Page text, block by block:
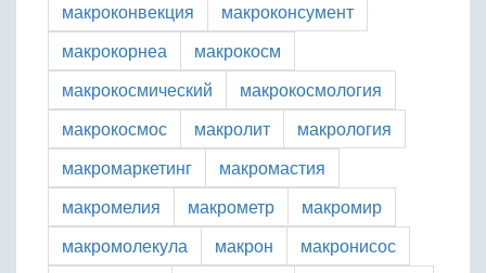
макроконвекция
макроконсумент
макрокорнеа
макрокосм
макрокосмический
макрокосмология
макрокосмос
макролит
макрология
макромаркетинг
макромастия
макромелия
макрометр
макромир
макромолекула
макрон
макронисос